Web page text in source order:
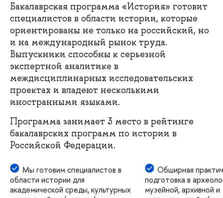
Бакалаврская программа «История» готовит
специалистов в области истории, которые
ориентированы не только на российский, но
и на международный рынок труда.
Выпускники способны к серьезной
экспертной аналитике в
междисциплинарных исследовательских
проектах и владеют несколькими
иностранными языками.
Программа занимает 3 место в рейтинге
бакалаврских программ по истории в
Российской Федерации.
Мы готовим специалистов в
области истории для
академической среды, культурных
Обширная
подготовка в
музейной, архивной и